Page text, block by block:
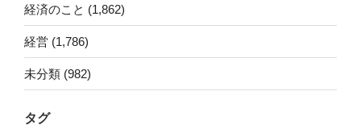
経済のこと (1,862)
経営 (1,786)
未分類 (982)
タグ